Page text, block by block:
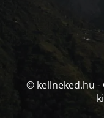
© kellneked.hu -